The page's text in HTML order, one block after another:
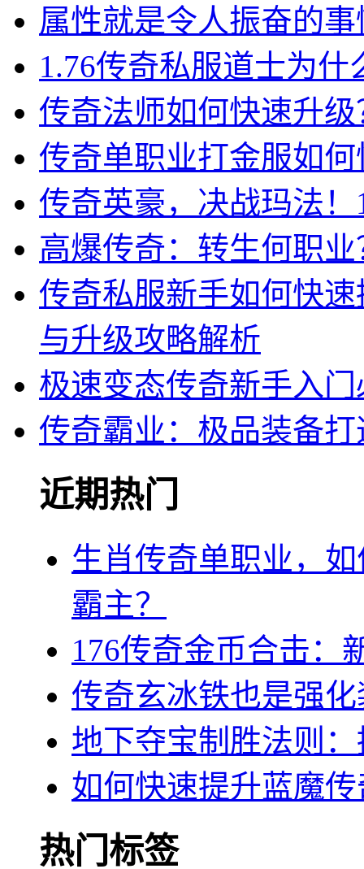
属性就是令人振奋的事
1.76传奇私服道士为
传奇法师如何快速升级
传奇单职业打金服如
传奇英豪，决战玛法
高爆传奇：转生何职
传奇私服新手如何快
与升级攻略解析
极速变态传奇新手入
传奇霸业：极品装备
近期热门
生肖传奇单职业，
霸主？
176传奇金币合击：
传奇玄冰铁也是强
地下夺宝制胜法则
如何快速提升蓝魔
热门标签